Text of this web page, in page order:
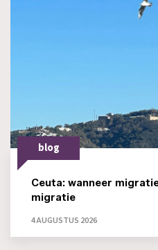
blog
Ceuta: wanneer
migratie
4 AUGUSTUS 2026